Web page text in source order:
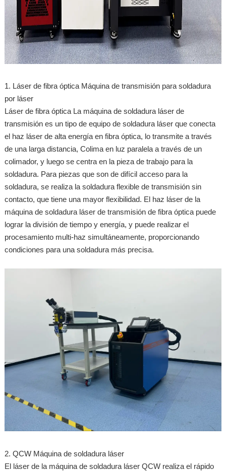
1. Láser de fibra óptica Máquina de transmisión para soldadura
por láser
Láser de fibra óptica La máquina de soldadura láser de
transmisión es un tipo de equipo de soldadura láser que conecta
el haz láser de alta energía en fibra óptica, lo transmite a través
de una larga distancia, Colima en luz paralela a través de un
colimador, y luego se centra en la pieza de trabajo para la
soldadura. Para piezas que son de difícil acceso para la
soldadura, se realiza la soldadura flexible de transmisión sin
contacto, que tiene una mayor flexibilidad. El haz láser de la
máquina de soldadura láser de transmisión de fibra óptica puede
lograr la división de tiempo y energía, y puede realizar el
procesamiento multi-haz simultáneamente, proporcionando
condiciones para una soldadura más precisa.
2. QCW Máquina de soldadura láser
El láser de la máquina de soldadura láser QCW realiza el rápido